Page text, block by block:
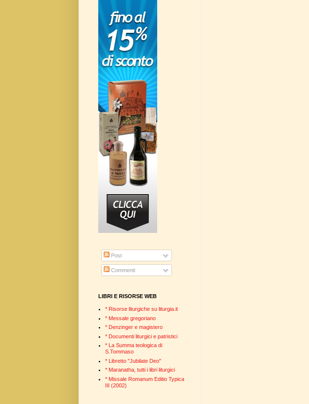
Post
Commenti
LIBRI E RISORSE WEB
* Risorse liturgiche su liturgia.it
* Messale gregoriano
* Denzinger e magistero
* Documenti liturgici e patristici
* La Summa teologica di
S.Tommaso
* Libretto "Jubilate Deo"
* Maranatha, tutti i libri liturgici
* Missale Romanum Editio Typica
III (2002)